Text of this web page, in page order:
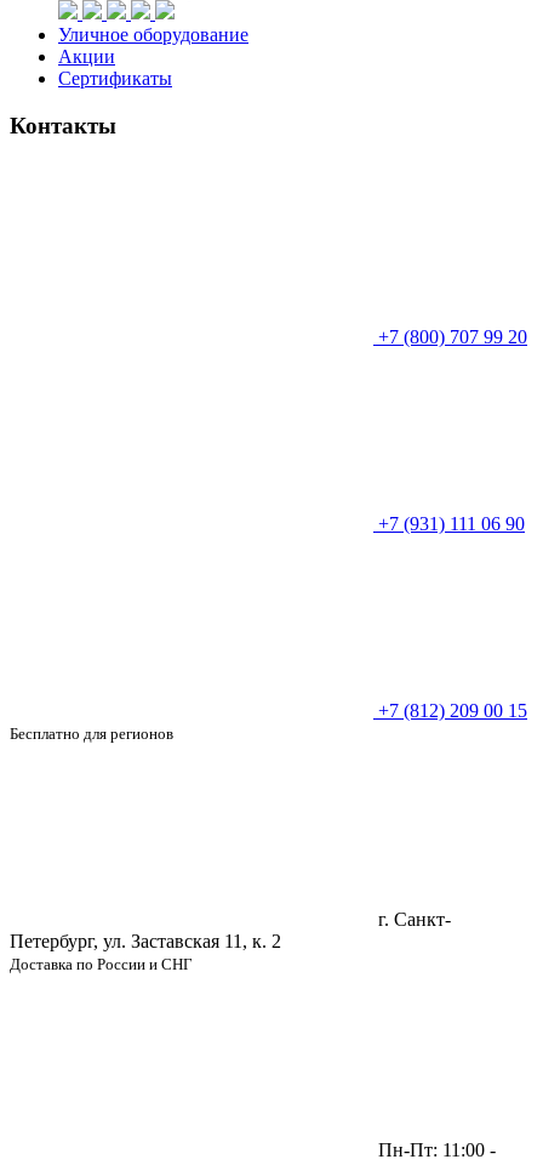
Уличное оборудование
Акции
Сертификаты
Контакты
+7 (800) 707 99 20
+7 (931) 111 06 90
+7 (812) 209 00 15
Бесплатно для регионов
г. Санкт-
Петербург, ул. Заставская 11, к. 2
Доставка по России и СНГ
Пн-Пт: 11:00 -